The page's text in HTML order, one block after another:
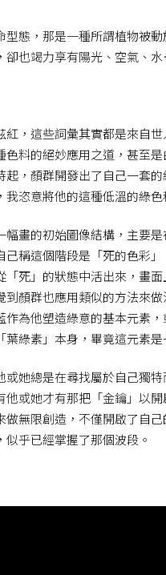
態，那是一種所謂植物被
卻也竭力享有陽光、空氣、
，這些詞彙其實都是來自
料的絕妙應用之道，甚至
，顏群開發出了自己一套
恣意將他的這種低溫的綠色
畫的初始圖像結構，主要
稱這個階段是「死的色彩
死」的狀態中活出來，畫
顏群也應用類似的方法來
為他塑造綠意的基本元素
綠素」本身，畢竟這元素
她總是在尋找屬於自己獨
或她才有那把「金鑰」以
無限創造，不僅開啟了自
乎已經掌握了那個波段。